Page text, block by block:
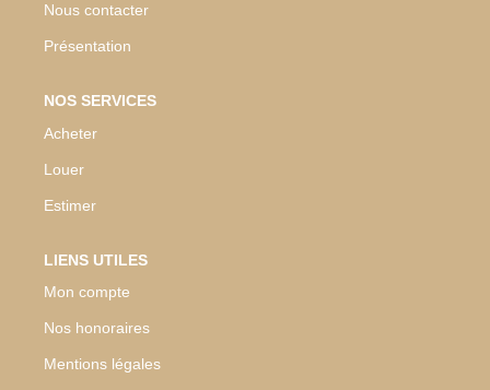
Nous contacter
Présentation
NOS SERVICES
Acheter
Louer
Estimer
LIENS UTILES
Mon compte
Nos honoraires
Mentions légales